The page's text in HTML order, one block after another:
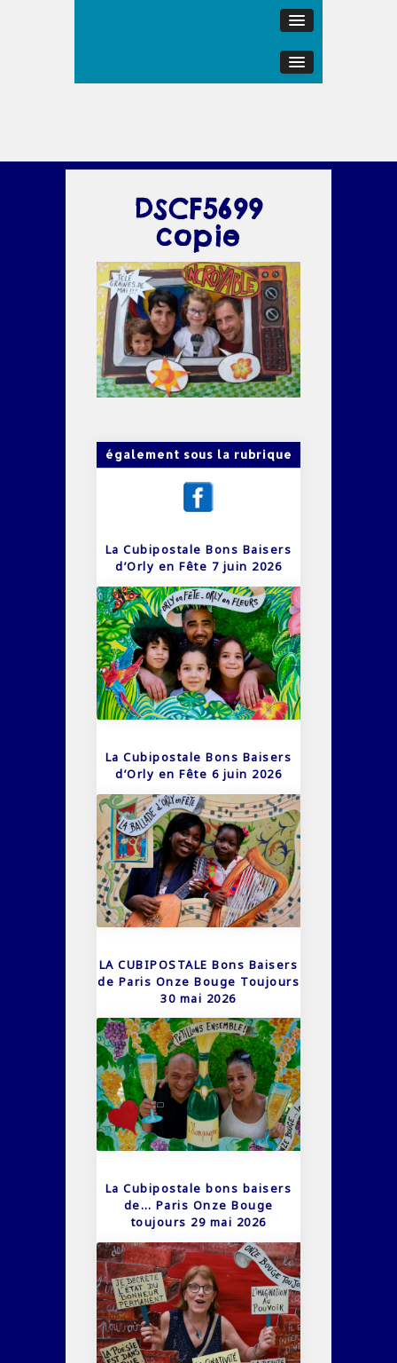
DSCF5699
copie
également sous la rubrique
La Cubipostale Bons Baisers
d’Orly en Fête 7 juin 2026
La Cubipostale Bons Baisers
d’Orly en Fête 6 juin 2026
LA CUBIPOSTALE Bons Baisers
de Paris Onze Bouge Toujours
30 mai 2026
La Cubipostale bons baisers
de… Paris Onze Bouge
toujours 29 mai 2026